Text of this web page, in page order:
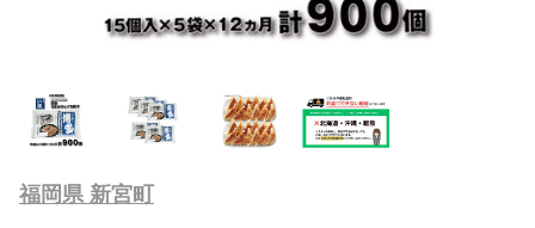
福岡県 新宮町